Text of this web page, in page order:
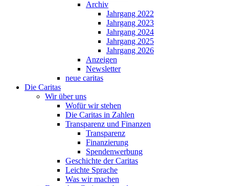
Archiv
Jahrgang 2022
Jahrgang 2023
Jahrgang 2024
Jahrgang 2025
Jahrgang 2026
Anzeigen
Newsletter
neue caritas
Die Caritas
Wir über uns
Wofür wir stehen
Die Caritas in Zahlen
Transparenz und Finanzen
Transparenz
Finanzierung
Spendenwerbung
Geschichte der Caritas
Leichte Sprache
Was wir machen